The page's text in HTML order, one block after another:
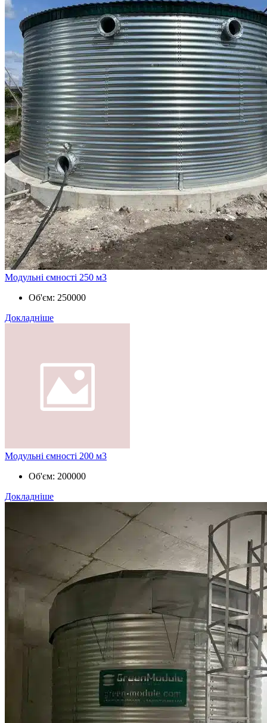
Модульні ємності 250 м3
Об'єм: 250000
Докладніше
Модульні ємності 200 м3
Об'єм: 200000
Докладніше